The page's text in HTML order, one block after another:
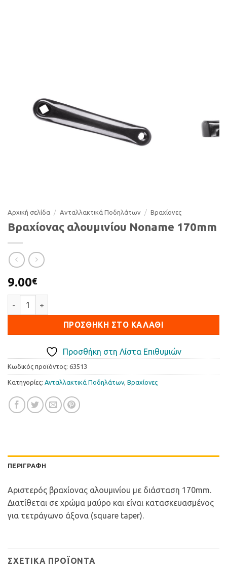
Αρχική σελίδα / Ανταλλακτικά Ποδηλάτων / Βραχίονες
Βραχίονας αλουμινίου Noname 170mm
9.00€
ΠΡΟΣΘΉΚΗ ΣΤΟ ΚΑΛΆΘΙ
Προσθήκη στη Λίστα Επιθυμιών
Κωδικός προϊόντος: 63513
Κατηγορίες: Ανταλλακτικά Ποδηλάτων, Βραχίονες
ΠΕΡΙΓΡΑΦΉ
Αριστερός βραχίονας αλουμινίου με διάσταση 170mm.
Διατίθεται σε χρώμα μαύρο και είναι κατασκευασμένος
για τετράγωνο άξονα (square taper).
ΣΧΕΤΙΚΆ ΠΡΟΪΌΝΤΑ